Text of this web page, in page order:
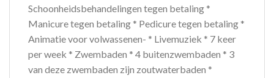
Schoonheidsbehandelingen tegen betaling *
Manicure tegen betaling * Pedicure tegen betaling *
Animatie voor volwassenen- * Livemuziek * 7 keer
per week * Zwembaden * 4 buitenzwembaden * 3
van deze zwembaden zijn zoutwaterbaden *